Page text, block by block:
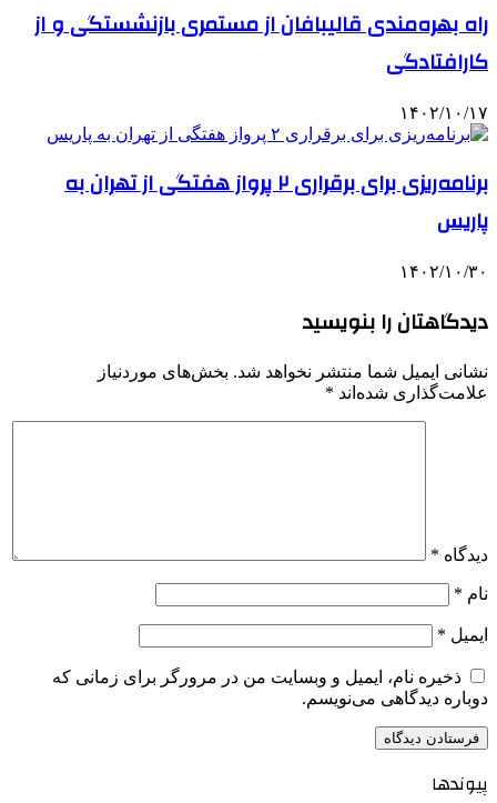
راه بهره‌مندی قالیبافان از مستمری بازنشستگی و از
کارافتادگی
۱۴۰۲/۱۰/۱۷
برنامه‌ریزی برای برقراری ۲ پرواز هفتگی از تهران به
پاریس
۱۴۰۲/۱۰/۳۰
دیدگاهتان را بنویسید
نشانی ایمیل شما منتشر نخواهد شد. بخش‌های موردنیاز
علامت‌گذاری شده‌اند *
دیدگاه *
نام *
ایمیل *
ذخیره نام، ایمیل و وبسایت من در مرورگر برای زمانی که
دوباره دیدگاهی می‌نویسم.
پیوندها